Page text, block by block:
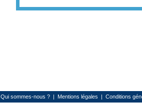
Qui sommes-nous ? | Mentions légales | Conditions